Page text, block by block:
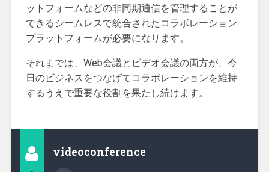
ットフォームなどの非同期通信を管理することが
できるシームレスで統合されたコラボレーション
プラットフォームが必要になります。
それまでは、Web会議とビデオ会議の両方が、今
日のビジネスをつなげてコラボレーションを維持
するうえで重要な役割を果たし続けます。
videoconference